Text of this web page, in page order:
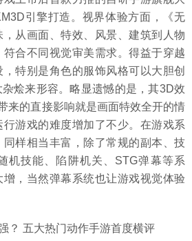
引擎打造。视界体验方面，《无
从画面、特效、风景、建筑到人物
合不同视觉审美需求。得益于穿越
特别是角色的服饰风格可以大胆创
烩来形容。略显遗憾的是，其3D效
来的直接影响就是画面特效全开的情
游戏的难度增加了不少。在游戏系
样相当丰富，除了常规的副本、技
机技能、陷阱机关、STG弹幕等系
，当然弹幕系统也让游戏视觉体验